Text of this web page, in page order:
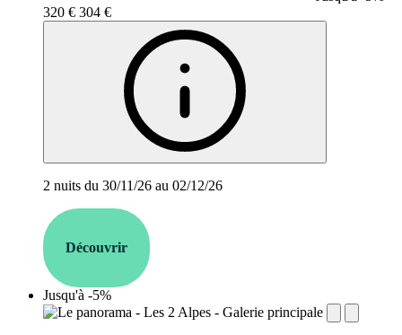
320 € 304 €
2 nuits du 30/11/26 au 02/12/26
Découvrir
Jusqu'à -5%